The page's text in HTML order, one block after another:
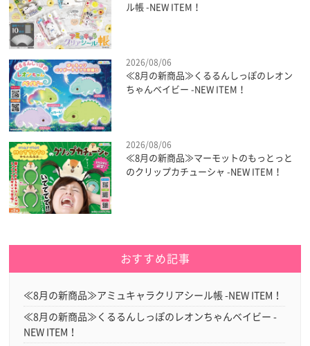
ル帳 -NEW ITEM！
2026/08/06
≪8月の新商品≫くるるんしっぽのレオン
ちゃんベイビー -NEW ITEM！
2026/08/06
≪8月の新商品≫マーモットのもっとっと
のクリップカチューシャ -NEW ITEM！
おすすめ記事
≪8月の新商品≫アミュキャラクリアシール帳 -NEW ITEM！
≪8月の新商品≫くるるんしっぽのレオンちゃんベイビー -
NEW ITEM！